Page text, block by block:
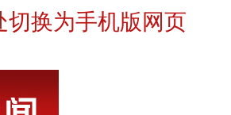
切换为手机版网页